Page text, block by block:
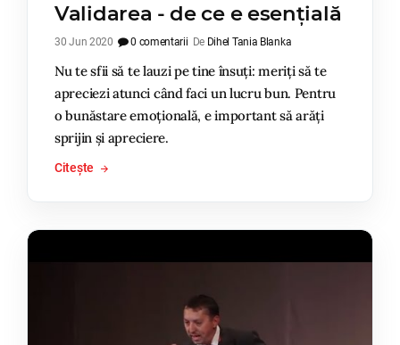
Validarea - de ce e esențială
30 Jun 2020 0 comentarii De Dihel Tania Blanka
Nu te sfii să te lauzi pe tine însuți: meriți să te
apreciezi atunci când faci un lucru bun. Pentru
o bunăstare emoțională, e important să arăți
sprijin și apreciere.
Citește